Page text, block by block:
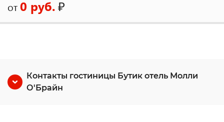
от0 руб.₽
Контакты гостиницы Бутик отель Молли
О'Брайн